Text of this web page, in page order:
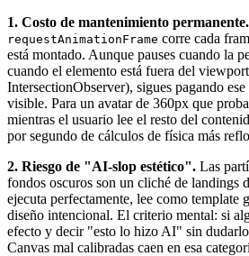
1. Costo de mantenimiento permanente.
requestAnimationFrame corre cada
está montado. Aunque pauses cuando la
cuando el elemento está fuera del
IntersectionObserver), sigues pagando
visible. Para un avatar de 360px que
mientras el usuario lee el resto del
por segundo de cálculos de física más
2. Riesgo de "AI-slop estético". Las
fondos oscuros son un cliché de landings
ejecuta perfectamente, lee como template
diseño intencional. El criterio mental: si
efecto y decir "esto lo hizo AI" sin
Canvas mal calibradas caen en esa